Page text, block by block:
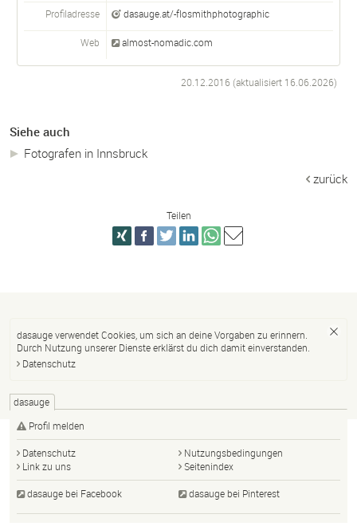
Profiladresse dasauge.at/-flosmithphotographic
Web almost-nomadic.com
20.12.2016 (aktualisiert 16.06.2026)
Siehe auch
Fotografen in Innsbruck
zurück
Teilen
dasauge verwendet Cookies, um sich an deine Vorgaben zu erinnern.
Durch Nutzung unserer Dienste erklärst du dich damit einverstanden.
Datenschutz
dasauge
Profil melden
Datenschutz
Nutzungsbedingungen
Link zu uns
Seitenindex
dasauge bei Facebook dasauge bei Pinterest